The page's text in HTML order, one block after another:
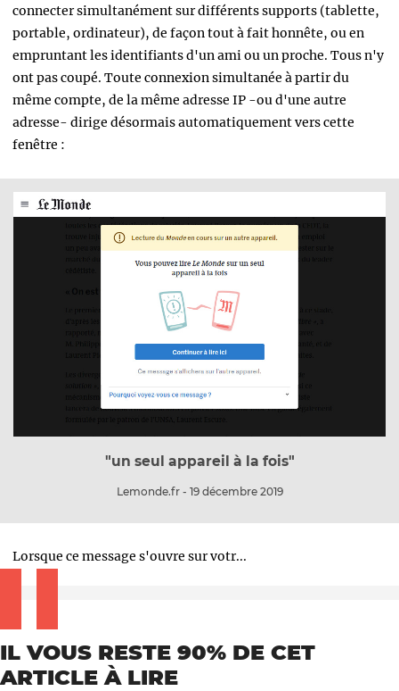
connecter simultanément sur différents supports (tablette,
portable, ordinateur), de façon tout à fait honnête, ou en
empruntant les identifiants d'un ami ou un proche. Tousn'y
ont pas coupé. Toute connexion simultanée à partir du
même compte, de la même adresse IP -ou d'une autre
adresse- dirige désormais automatiquement vers cette
fenêtre :
"un seul appareil à la fois"
Lemonde.fr- 19 décembre 2019
Lorsque ce message s'ouvre sur votr...
IL VOUS RESTE 90% DE CET
ARTICLE À LIRE